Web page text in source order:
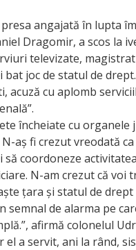
angajată în lupta
Dragomir, a scos la
televizate,
bat joc de statul de
acuză cu aplomb
încheiate cu organele
aș fi crezut vreodată
coordoneze
N-am crezut că voi
țara și statul de
semnal de alarma pe
afirmă colonelul
el a servit, ani la rând,